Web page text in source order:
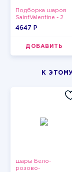
Подборка шаров
SaintValentine - 2
4647 P
ДОБАВИТЬ
К
шары Бело-
розово-